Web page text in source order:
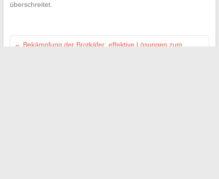
überschreitet.
← Bekämpfung der Brotkäfer: effektive Lösungen zum